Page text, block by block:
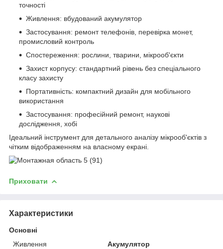
точності
Живлення: вбудований акумулятор
Застосування: ремонт телефонів, перевірка монет,
промисловий контроль
Спостереження: рослини, тварини, мікрооб'єкти
Захист корпусу: стандартний рівень без спеціального
класу захисту
Портативність: компактний дизайн для мобільного
використання
Застосування: професійний ремонт, наукові
дослідження, хобі
Ідеальний інструмент для детального аналізу мікрооб'єктів з
чітким відображенням на власному екрані.
Приховати
Характеристики
Основні
Живлення
Акумулятор